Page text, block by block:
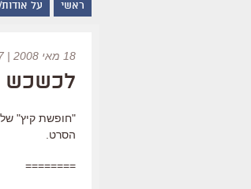
ראשי על
18 מאי 2008 | 14:47
לכשכש
"חופשת קיץ" של
הסרט.
========